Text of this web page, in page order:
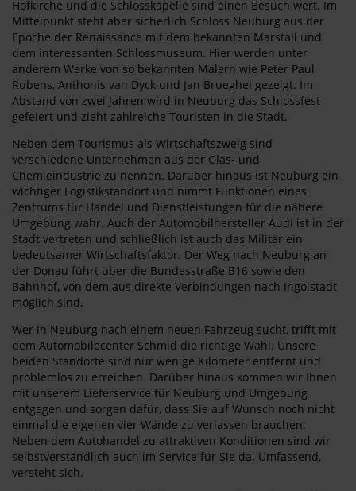
Hofkirche und die Schlosskapelle sind einen Besuch wert. Im
Mittelpunkt steht aber sicherlich Schloss Neuburg aus der
Epoche der Renaissance mit dem bekannten Marstall und
dem interessanten Schlossmuseum. Hier werden unter
anderem Werke von so bekannten Malern wie Peter Paul
Rubens, Anthonis van Dyck und Jan Brueghel gezeigt. Im
Abstand von zwei Jahren wird in Neuburg das Schlossfest
gefeiert und zieht zahlreiche Touristen in die Stadt.
Neben dem Tourismus als Wirtschaftszweig sind
verschiedene Unternehmen aus der Glas- und
Chemieindustrie zu nennen. Darüber hinaus ist Neuburg ein
wichtiger Logistikstandort und nimmt Funktionen eines
Zentrums für Handel und Dienstleistungen für die nähere
Umgebung wahr. Auch der Automobilhersteller Audi ist in der
Stadt vertreten und schließlich ist auch das Militär ein
bedeutsamer Wirtschaftsfaktor. Der Weg nach Neuburg an
der Donau führt über die Bundesstraße B16 sowie den
Bahnhof, von dem aus direkte Verbindungen nach Ingolstadt
möglich sind.
Wer in Neuburg nach einem neuen Fahrzeug sucht, trifft mit
dem Automobilecenter Schmid die richtige Wahl. Unsere
beiden Standorte sind nur wenige Kilometer entfernt und
problemlos zu erreichen. Darüber hinaus kommen wir Ihnen
mit unserem Lieferservice für Neuburg und Umgebung
entgegen und sorgen dafür, dass Sie auf Wunsch noch nicht
einmal die eigenen vier Wände zu verlassen brauchen.
Neben dem Autohandel zu attraktiven Konditionen sind wir
selbstverständlich auch im Service für Sie da. Umfassend,
versteht sich.